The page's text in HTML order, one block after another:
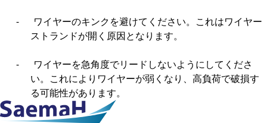
-
ワイヤーのキンクを避けてください。これはワイヤー
ストランドが開く原因となります。
-
ワイヤーを急角度でリードしないようにしてくださ
い。これによりワイヤーが弱くなり、高負荷で破損す
る可能性があります。